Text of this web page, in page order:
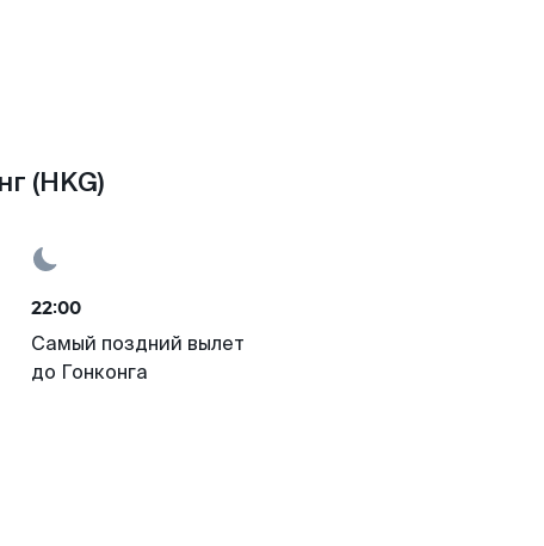
(HKG)
22:00
Самый поздний вылет
до Гонконга